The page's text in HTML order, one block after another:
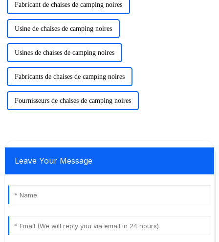
Fabricant de chaises de camping noires
Usine de chaises de camping noires
Usines de chaises de camping noires
Fabricants de chaises de camping noires
Fournisseurs de chaises de camping noires
Leave Your Message